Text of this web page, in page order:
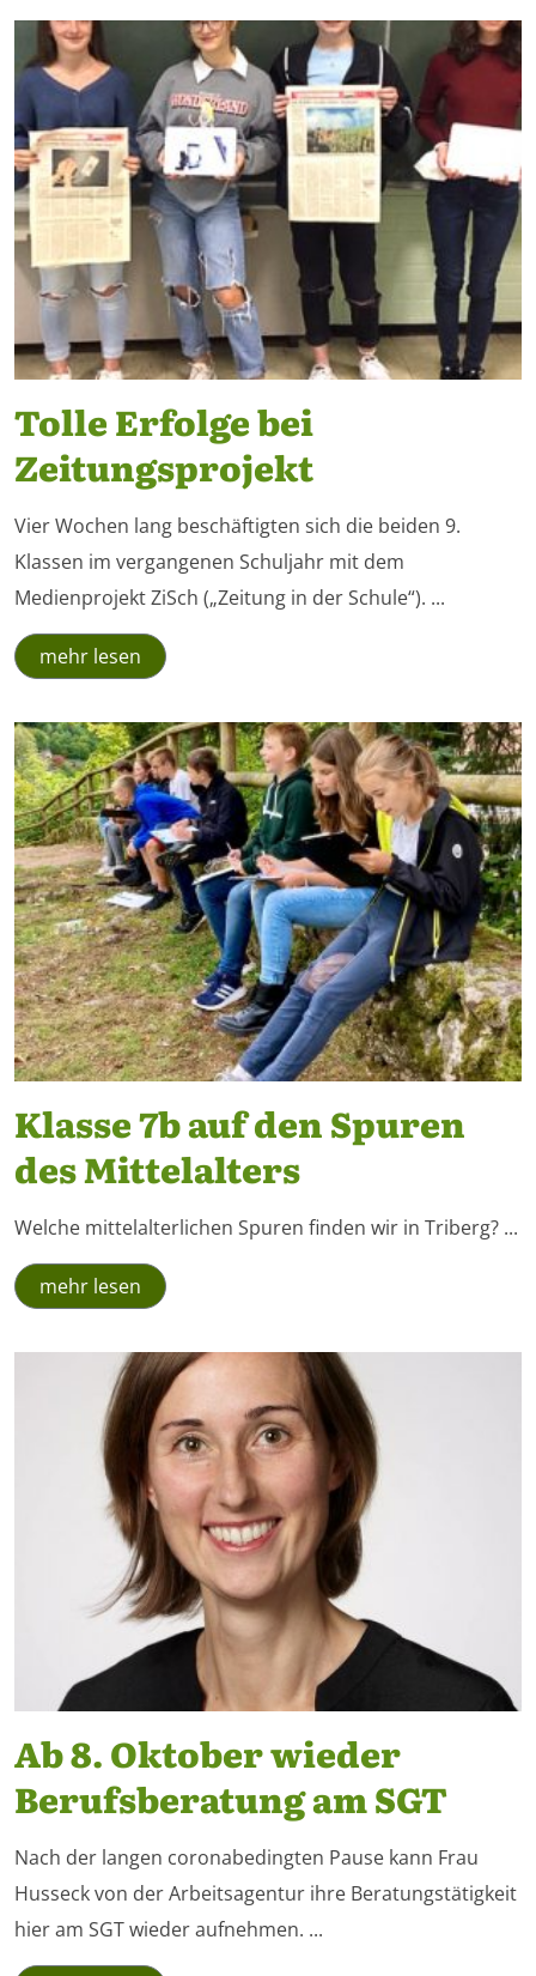
Tolle Erfolge bei
Zeitungsprojekt
Vier Wochen lang beschäftigten sich die beiden 9.
Klassen im vergangenen Schuljahr mit dem
Medienprojekt ZiSch („Zeitung in der Schule“). ...
mehr lesen
Klasse 7b auf den Spuren
des Mittelalters
Welche mittelalterlichen Spuren finden wir in Triberg? ...
mehr lesen
Ab 8. Oktober wieder
Berufsberatung am SGT
Nach der langen coronabedingten Pause kann Frau
Husseck von der Arbeitsagentur ihre Beratungstätigkeit
hier am SGT wieder aufnehmen. ...